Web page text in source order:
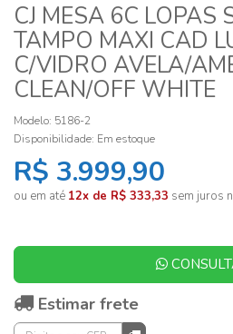
CJ MESA 6C LOPAS
TAMPO MAXI CAD
C/VIDRO AVELA/
CLEAN/OFF WHITE
Modelo: 5186-2
Disponibilidade: Em estoque
R$ 3.999,90
ou em até 12x de R$ 333,33 sem juros
Estimar frete